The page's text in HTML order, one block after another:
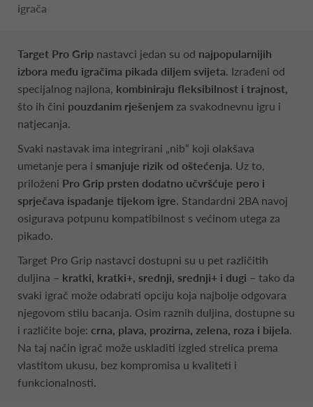
igrača
Target Pro Grip nastavci jedan su od najpopularnijih
izbora među igračima pikada diljem svijeta. Izrađeni od
specijalnog najlona, kombiniraju fleksibilnost i trajnost,
što ih čini pouzdanim rješenjem za svakodnevnu igru i
natjecanja.
Svaki nastavak ima integrirani „nib“ koji olakšava
umetanje pera i smanjuje rizik od oštećenja. Uz to,
priloženi Pro Grip prsten dodatno učvršćuje pero i
sprječava ispadanje tijekom igre. Standardni 2BA navoj
osigurava potpunu kompatibilnost s većinom utega za
pikado.
Target Pro Grip nastavci dostupni su u pet različitih
duljina – kratki, kratki+, srednji, srednji+ i dugi – tako da
svaki igrač može odabrati opciju koja najbolje odgovara
njegovom stilu bacanja. Osim raznih duljina, dostupne su
i različite boje: crna, plava, prozirna, zelena, roza i bijela.
Na taj način igrač može uskladiti izgled strelica prema
vlastitom ukusu, bez kompromisa u kvaliteti i
funkcionalnosti.